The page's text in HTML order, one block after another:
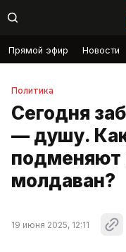
Прямой эфир Новости
Политика
Сегодня
— душу.
подменяют
молдаван?
19 июня 2025, 12:11